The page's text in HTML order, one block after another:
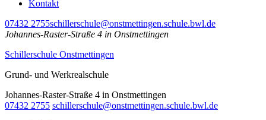
Kontakt
07432 2755schillerschule@onstmettingen.schule.bwl.de
Johannes-Raster-Straße 4 in Onstmettingen
Schillerschule Onstmettingen
Grund- und Werkrealschule
Johannes-Raster-Straße 4 in Onstmettingen
07432 2755 schillerschule@onstmettingen.schule.bwl.de